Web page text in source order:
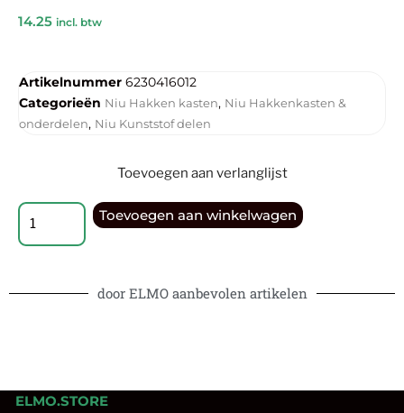
14.25 incl. btw
Artikelnummer 6230416012
Categorieën Niu Hakken kasten, Niu Hakkenkasten &
onderdelen, Niu Kunststof delen
Toevoegen aan verlanglijst
Toevoegen aan winkelwagen
door ELMO aanbevolen artikelen
ELMO.STORE